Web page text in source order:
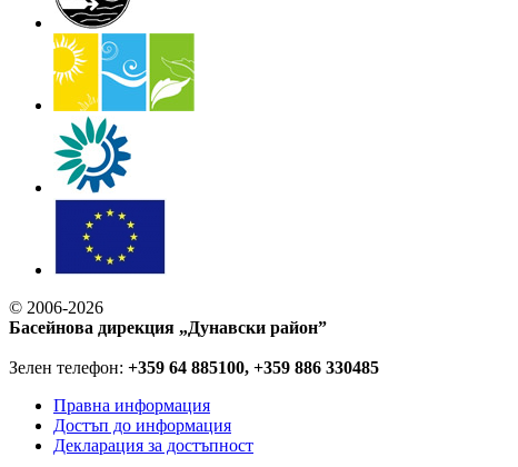
© 2006-2026
Басейнова дирекция „Дунавски район”
Зелен телефон: +359 64 885100, +359 886 330485
Правна информация
Достъп до информация
Декларация за достъпност